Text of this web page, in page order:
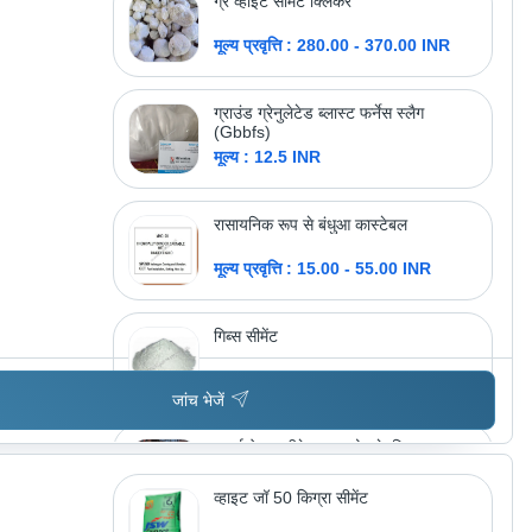
मूल्य प्रवृत्ति : 280.00 - 370.00 INR
ग्राउंड ग्रेनुलेटेड ब्लास्ट फर्नेस स्लैग
(Gbbfs)
मूल्य : 12.5 INR
रासायनिक रूप से बंधुआ कास्टेबल
मूल्य प्रवृत्ति : 15.00 - 55.00 INR
गिब्स सीमेंट
फ्लाई ऐश एप्लीकेशन: उद्योग के लिए
मूल्य : 15 INR
जांच भेजें
व्हाइट जॉ 50 किग्रा सीमेंट